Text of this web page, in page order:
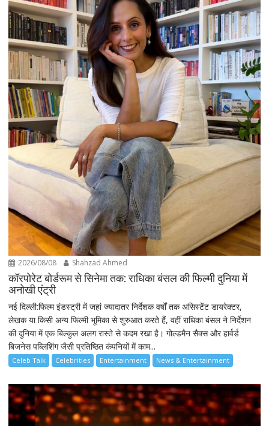
2026/08/08 Shahzad Ahmed
कॉरपोरेट बोर्डरूम से सिनेमा तक: राधिका बंसल की फिल्मी दुनिया में
अनोखी एंट्री
नई दिल्ली:फिल्म इंडस्ट्री में जहां ज्यादातर निर्देशक वर्षों तक असिस्टेंट डायरेक्टर,
लेखक या किसी अन्य फिल्मी भूमिका से शुरुआत करते हैं, वहीं राधिका बंसल ने निर्देशन
की दुनिया में एक बिल्कुल अलग रास्ते से कदम रखा है। गोल्डमैन सैक्स और हार्वर्ड
बिजनेस पब्लिशिंग जैसी प्रतिष्ठित कंपनियों में काम...
Celeb Talk Celebrities Entertainment News & Entertainment